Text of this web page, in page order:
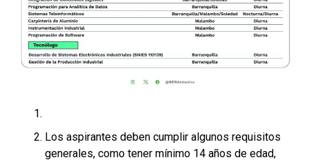
Los aspirantes deben cumplir algunos requisitos
generales, como tener mínimo 14 años de edad,